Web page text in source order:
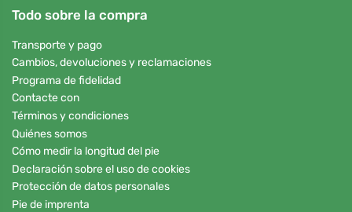
Todo sobre la compra
Transporte y pago
Cambios, devoluciones y reclamaciones
Programa de fidelidad
Contacte con
Términos y condiciones
Quiénes somos
Cómo medir la longitud del pie
Declaración sobre el uso de cookies
Protección de datos personales
Pie de imprenta